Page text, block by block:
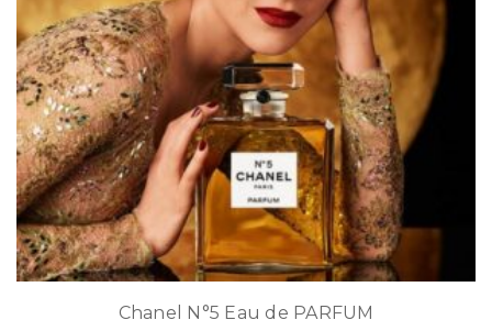
Chanel N°5 Eau de PARFUM